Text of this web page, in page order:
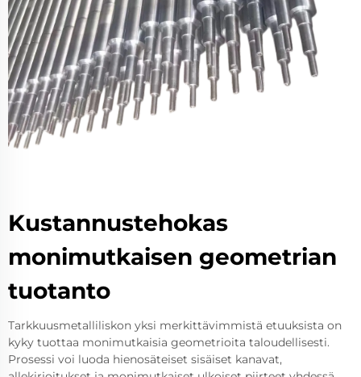
Kustannustehokas
monimutkaisen geometrian
tuotanto
Tarkkuusmetalliliskon yksi merkittävimmistä etuuksista on
kyky tuottaa monimutkaisia geometrioita taloudellisesti.
Prosessi voi luoda hienosäteiset sisäiset kanavat,